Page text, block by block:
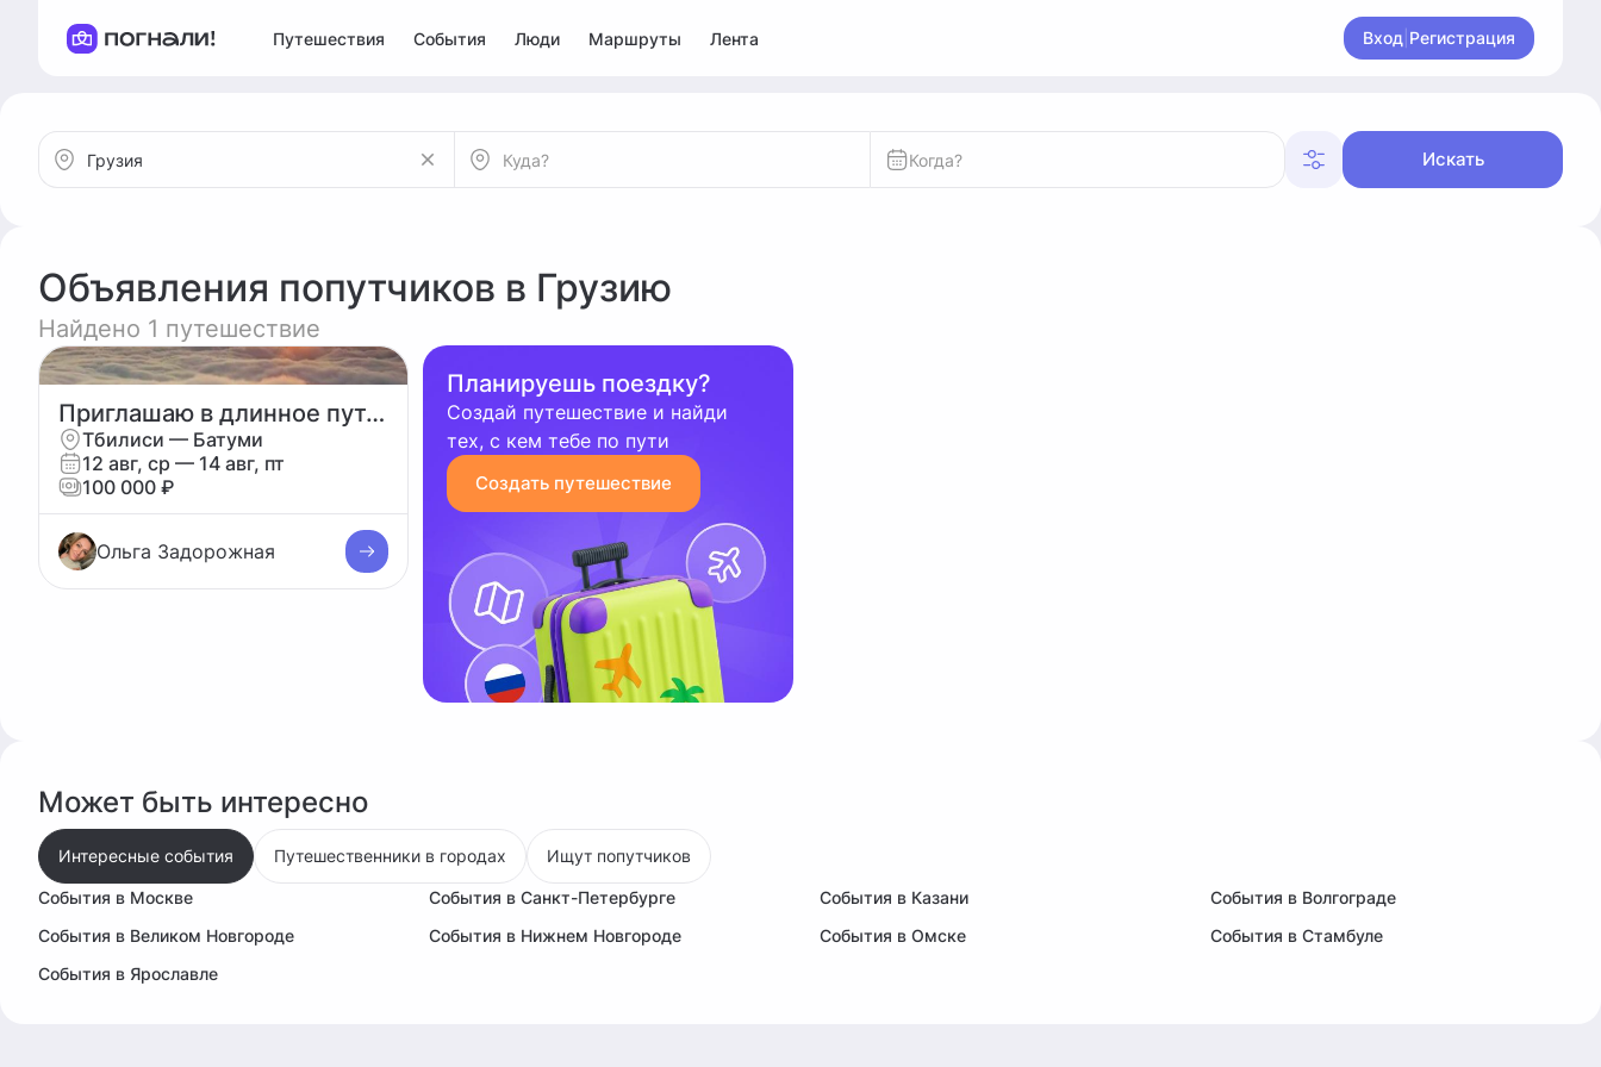
Путешествия События Люди Маршруты Лента Вход Регистрация
Когда? Искать
Объявления попутчиков в Грузию
Найдено 1 путешествие
Приглашаю в длинное путешествие по Западной Грузии
Тбилиси — Батуми
12 авг, ср — 14 авг, пт
100 000 ₽
Ольга Задорожная
Планируешь поездку?
Создай путешествие и найди
тех, с кем тебе по пути
Создать путешествие
Может быть интересно
Интересные события Путешественники в городах Ищут попутчиков
События в Москве События в Санкт-Петербурге События в Казани
События в Волгограде
События в Великом Новгороде
События в Нижнем Новгороде События в Омске
События в Стамбуле
События в Ярославле